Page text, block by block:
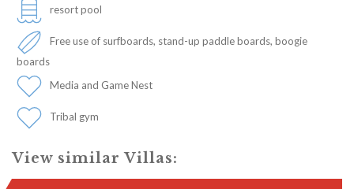
resort pool
Free use of surfboards, stand-up paddle boards, boogie
boards
Media and Game Nest
Tribal gym
View similar Villas: